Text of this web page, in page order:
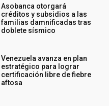
Asobanca otorgará
créditos y subsidios a las
familias damnificadas tras
doblete sísmico
Venezuela avanza en plan
estratégico para lograr
certificación libre de fiebre
aftosa